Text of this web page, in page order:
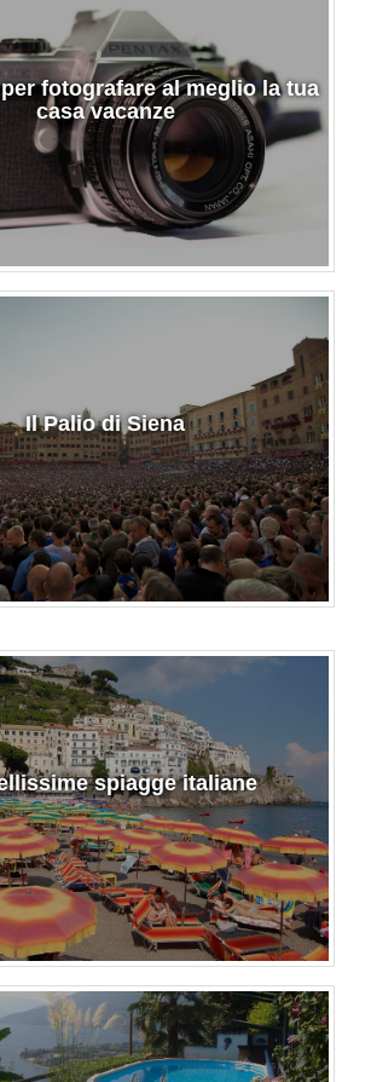
fotografare al meglio la tua
casa vacanze
Il Palio di Siena
spiagge italiane